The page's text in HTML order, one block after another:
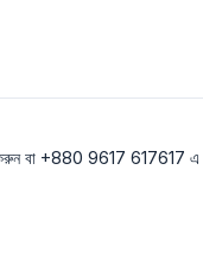
করুন বা +880 9617 617617 এ